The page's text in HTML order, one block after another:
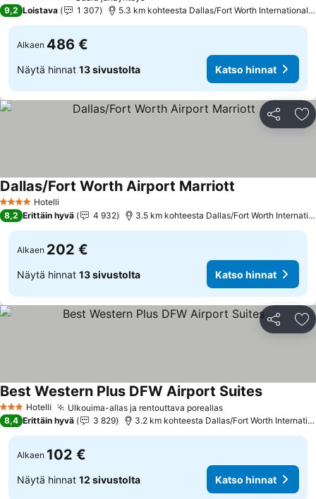
9,2 Loistava 1 307 5.3 km kohteesta Dallas/Fort Worth International
Alkaen 486 €
Näytä hinnat 13 sivustolta Katso hinnat
Jaa
4 Tähtiluokitus
Hotelli
Dallas/Fort Worth Airport Marriott
8,2 Erittäin hyvä 4 932 3.5 km kohteesta Dallas/Fort Worth
Alkaen 202 €
Näytä hinnat 13 sivustolta Katso hinnat
Jaa
3 Tähtiluokitus
Hotelli Ulkouima-allas ja rentouttava poreallasKatso hinnat
Best Western Plus DFW Airport SuitesKatso
8,4 Erittäin hyvä 3 829 3.2 km kohteesta Dallas/Fort Worth
Alkaen 102 €
Näytä hinnat 12 sivustolta Katso hinnat